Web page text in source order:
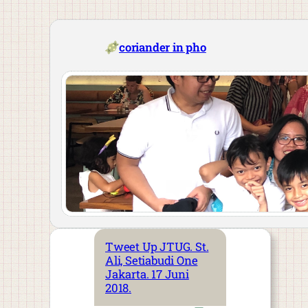
Skip
coriander in pho
Tweet Up JTUG. St.
Ali, Setiabudi One
Jakarta. 17 Juni
2018.